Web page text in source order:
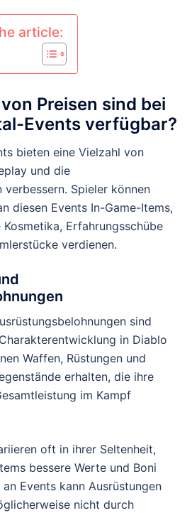
article:
Preisen sind bei
Events verfügbar?
bieten eine Vielzahl von
und die
Spieler können
diesen Events In-Game-Items,
Erfahrungsschübe
verdienen.
sind
in Diablo
Waffen, Rüstungen und
erhalten, die ihre
im Kampf
oft in ihrer Seltenheit,
bessere Werte und Boni
Events kann Ausrüstungen
nicht durch